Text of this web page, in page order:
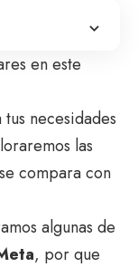
en este
necesidades
las
compara con
algunas de
, por que